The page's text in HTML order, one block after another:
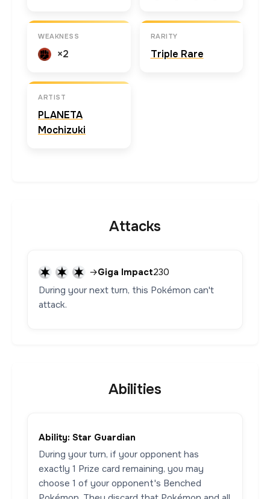
WEAKNESS
×2
RARITY
Triple Rare
ARTIST
PLANETA
Mochizuki
Attacks
→Giga Impact230
During your next turn, this Pokémon can't
attack.
Abilities
Ability: Star Guardian
During your turn, if your opponent has
exactly 1 Prize card remaining, you may
choose 1 of your opponent's Benched